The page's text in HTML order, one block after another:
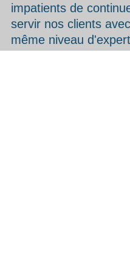
impatients de
servir nos clients
même niveau
professionnalisme,